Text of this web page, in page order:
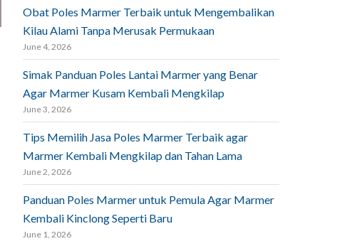
Obat Poles Marmer Terbaik untuk Mengembalikan
Kilau Alami Tanpa Merusak Permukaan
June 4, 2026
Simak Panduan Poles Lantai Marmer yang Benar
Agar Marmer Kusam Kembali Mengkilap
June 3, 2026
Tips Memilih Jasa Poles Marmer Terbaik agar
Marmer Kembali Mengkilap dan Tahan Lama
June 2, 2026
Panduan Poles Marmer untuk Pemula Agar Marmer
Kembali Kinclong Seperti Baru
June 1, 2026